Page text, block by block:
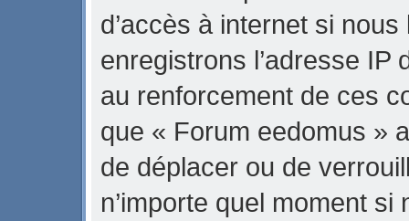
d’accès à internet si
enregistrons l’adresse IP
au renforcement de ces
que « Forum eedomus »
de déplacer ou de
n’importe quel moment